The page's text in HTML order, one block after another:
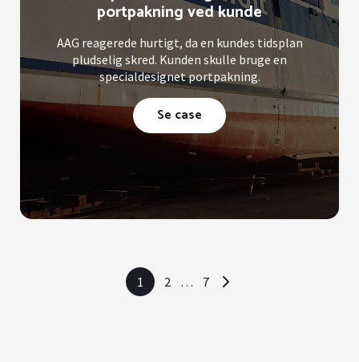
portpakning ved kunde
AAG reagerede hurtigt, da en kundes tidsplan
pludselig skred. Kunden skulle bruge en
specialdesignet portpakning.
Se case
1 2 … 7